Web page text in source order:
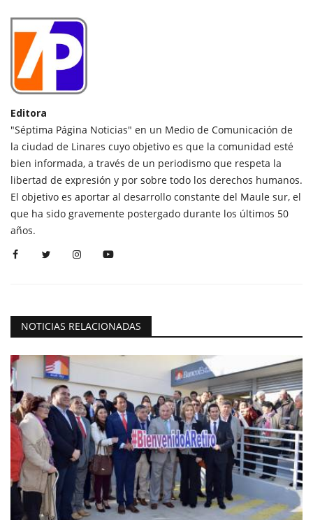
Editora
"Séptima Página Noticias" en un Medio de Comunicación de
la ciudad de Linares cuyo objetivo es que la comunidad esté
bien informada, a través de un periodismo que respeta la
libertad de expresión y por sobre todo los derechos humanos.
El objetivo es aportar al desarrollo constante del Maule sur, el
que ha sido gravemente postergado durante los últimos 50
años.
NOTICIAS RELACIONADAS